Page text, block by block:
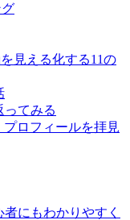
見える化する11の
ってみる
ロフィールを拝見
にもわかりやすく